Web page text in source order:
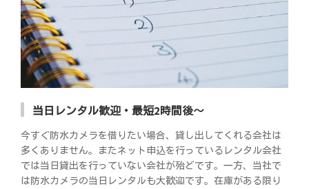
当日レンタル歓迎・最短2時間後～
今すぐ防水カメラを借りたい場合、貸し出してくれる会社は
多くありません。またネット申込を行っているレンタル会社
では当日貸出を行っていない会社が殆どです。一方、当社で
は防水カメラの当日レンタルも大歓迎です。在庫がある限り